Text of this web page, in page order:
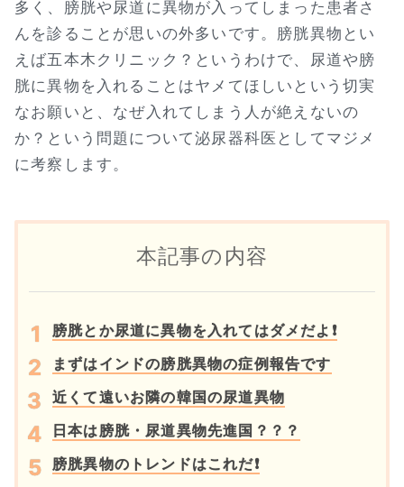
多く、膀胱や尿道に異物が入ってしまった患者さ
んを診ることが思いの外多いです。膀胱異物とい
えば五本木クリニック？というわけで、尿道や膀
胱に異物を入れることはヤメてほしいという切実
なお願いと、なぜ入れてしまう人が絶えないの
か？という問題について泌尿器科医としてマジメ
に考察します。
本記事の内容
膀胱とか尿道に異物を入れてはダメだよ❗
まずはインドの膀胱異物の症例報告です
近くて遠いお隣の韓国の尿道異物
日本は膀胱・尿道異物先進国？？？
膀胱異物のトレンドはこれだ❗